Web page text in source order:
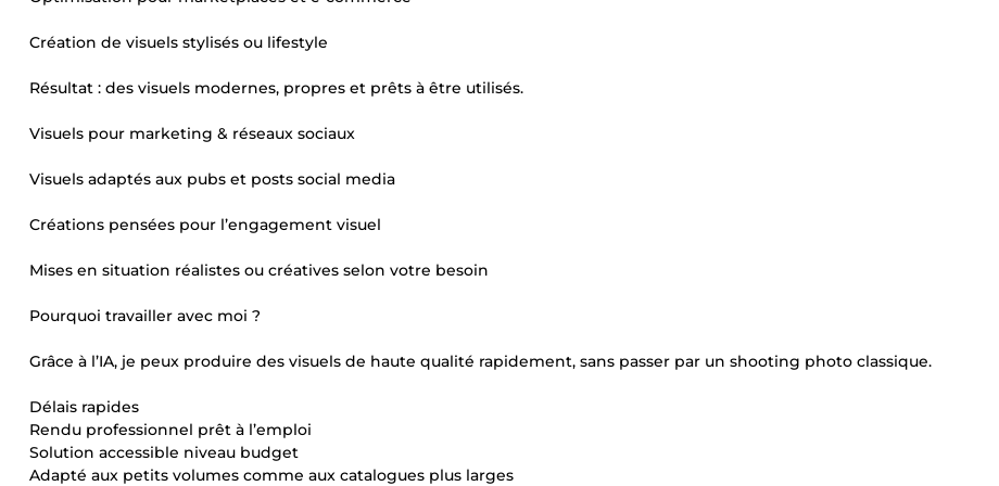
Création de visuels stylisés ou lifestyle
Résultat : des visuels modernes, propres et prêts à être utilisés.
Visuels pour marketing & réseaux sociaux
Visuels adaptés aux pubs et posts social media
Créations pensées pour l’engagement visuel
Mises en situation réalistes ou créatives selon votre besoin
Pourquoi travailler avec moi ?
Grâce à l’IA, je peux produire des visuels de haute qualité rapidement, sans passer par un shooting photo classique.
Délais rapides
Rendu professionnel prêt à l’emploi
Solution accessible niveau budget
Adapté aux petits volumes comme aux catalogues plus larges